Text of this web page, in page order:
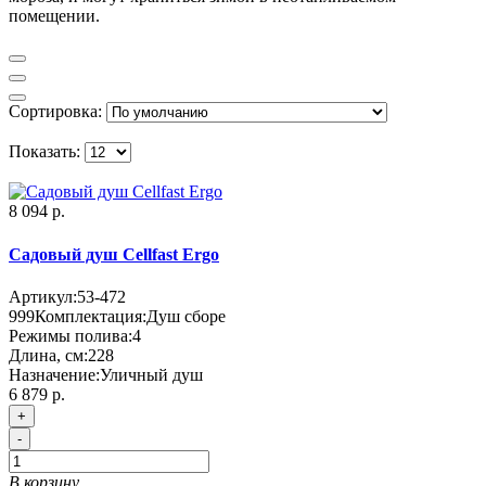
помещении.
Сортировка:
Показать:
8 094 р.
Садовый душ Cellfast Ergo
Артикул:53-472
999Комплектация:Душ сборе
Режимы полива:4
Длина, см:228
Назначение:Уличный душ
6 879 р.
+
-
В корзину